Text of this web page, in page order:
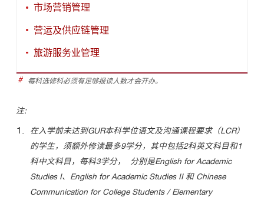
市场营销管理
营运及供应链管理
旅游服务业管理
# 每科选修科必须有足够报读人数才会开办。
注:
在入学前未达到GUR本科学位语文及沟通课程要求（LCR）
的学生，须额外修读最多9学分，其中包括2科英文科目和1
科中文科目，每科3学分， 分别是English for Academic
Studies I、English for Academic Studies II 和 Chinese
Communication for College Students / Elementary